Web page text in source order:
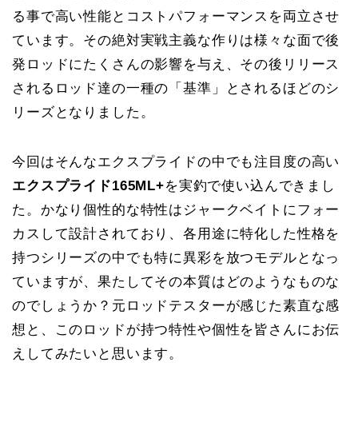
る事で高い性能とコストパフォーマンスを両立させ
ています。その絶対実戦主義な作りは様々な面で後
発ロッドにたくさんの影響を与え、その後リリース
されるロッド達の一種の「基準」とされるほどのシ
リーズとなりました。
今回はそんなエクスプライドの中でも注目度の高い
エクスプライド165ML+を実釣で使い込んできまし
た。かなり個性的な特性はジャークベイトにフォー
カスして設計されており、各用途に特化した性格を
持つシリーズの中でも特に異彩を放つモデルとなっ
ていますが、果たしてその本質はどのようなものな
のでしょうか？元ロッドテスターが感じた素直な感
想と、このロッドが持つ特性や個性を皆さんにお伝
えしてみたいと思います。